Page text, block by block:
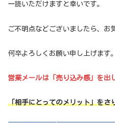
一読いただけますと幸いです。
ご不明点などございましたら、お
何卒よろしくお願い申し上げます
営業メールは「売り込み感」を出
「相手にとってのメリット」をさ